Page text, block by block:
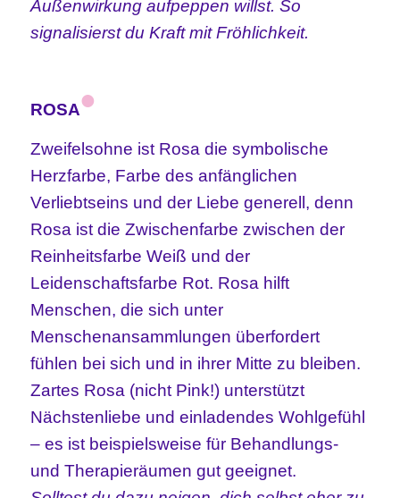
Außenwirkung aufpeppen willst. So
signalisierst du Kraft mit Fröhlichkeit.
ROSA•
Zweifelsohne ist Rosa die symbolische
Herzfarbe, Farbe des anfänglichen
Verliebtseins und der Liebe generell, denn
Rosa ist die Zwischenfarbe zwischen der
Reinheitsfarbe Weiß und der
Leidenschaftsfarbe Rot. Rosa hilft
Menschen, die sich unter
Menschenansammlungen überfordert
fühlen bei sich und in ihrer Mitte zu bleiben.
Zartes Rosa (nicht Pink!) unterstützt
Nächstenliebe und einladendes Wohlgefühl
– es ist beispielsweise für Behandlungs-
und Therapieräumen gut geeignet.